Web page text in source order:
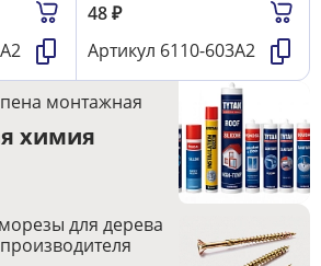
48₽
Артикул 6110-603А2
монтажная
химия
для дерева